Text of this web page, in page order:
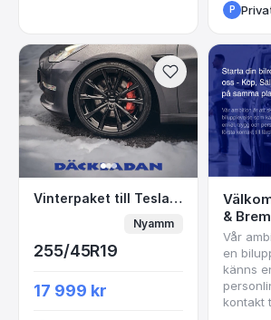
P
Vinterpaket till Tesla –
Vinterpaket till Tesla – Komplett & Nytt!
Nyamm
255/45R19
17 999 kr
&
Vår
en
känns
kontakt